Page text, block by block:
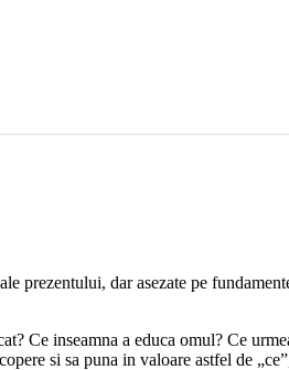
prezentului, dar asezate pe
Ce inseamna a educa omul? Ce
si sa puna in valoare astfel de